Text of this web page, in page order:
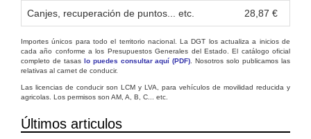
Canjes, recuperación de puntos... etc. 28,87 €
Importes únicos para todo el territorio nacional. La DGT los actualiza a inicios de
cada año conforme a los Presupuestos Generales del Estado. El catálogo oficial
completo de tasas lo puedes consultar aquí (PDF) . Nosotros solo publicamos las
relativas al carnet de conducir.
Las licencias de conducir son LCM y LVA, para vehículos de movilidad reducida y
agricolas. Los permisos son AM, A, B, C... etc.
Últimos articulos